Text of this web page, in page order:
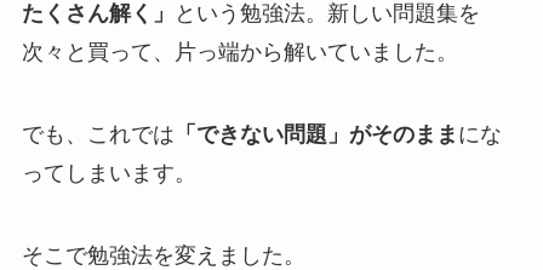
たくさん解く」
という勉強法。新しい問題集を
次々と買って、片っ端から解いていました。
でも、これでは 「できない問題」がそのまま にな
ってしまいます。
そこで勉強法を変えました。